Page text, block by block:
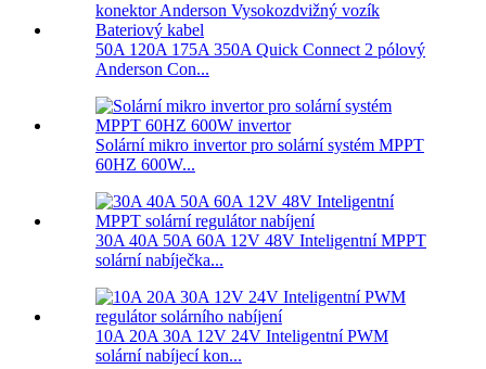
50A 120A 175A 350A Quick Connect 2 pólový
Anderson Con...
Solární mikro invertor pro solární systém MPPT
60HZ 600W...
30A 40A 50A 60A 12V 48V Inteligentní MPPT
solární nabíječka...
10A 20A 30A 12V 24V Inteligentní PWM
solární nabíjecí kon...